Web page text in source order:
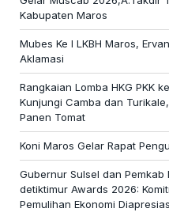
Kabupaten Maros
Mubes Ke I LKBH Maros,
Aklamasi
Rangkaian Lomba HKG PKK
Kunjungi Camba dan
Panen Tomat
Koni Maros Gelar Rapat
Gubernur Sulsel dan
detiktimur Awards 2026:
Pemulihan Ekonomi